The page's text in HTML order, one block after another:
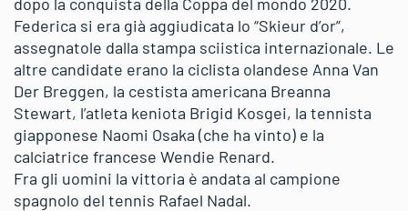
Federica si era già aggiudicata lo “Skieur d’or”,
assegnatole dalla stampa sciistica internazionale. Le
altre candidate erano la ciclista olandese Anna Van
Der Breggen, la cestista americana Breanna
Stewart, l’atleta keniota Brigid Kosgei, la tennista
giapponese Naomi Osaka (che ha vinto) e la
calciatrice francese Wendie Renard.
Fra gli uomini la vittoria è andata al campione
spagnolo del tennis Rafael Nadal.